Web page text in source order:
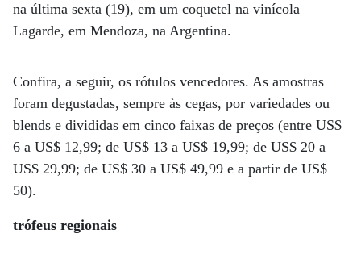
na última sexta (19), em um coquetel na vinícola
Lagarde, em Mendoza, na Argentina.
Confira, a seguir, os rótulos vencedores. As amostras
foram degustadas, sempre às cegas, por variedades ou
blends e divididas em cinco faixas de preços (entre US$
6 a US$ 12,99; de US$ 13 a US$ 19,99; de US$ 20 a
US$ 29,99; de US$ 30 a US$ 49,99 e a partir de US$
50).
trófeus regionais